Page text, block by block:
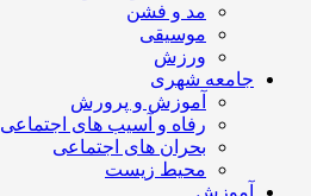
تهران
مد و فشن
موسیقی
ورزش
جامعه شهری
آموزش و پرورش
رفاه و آسیب های اجتماعی
بحران های اجتماعی
محیط زیست
آموزش